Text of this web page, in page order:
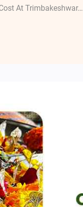
At Trimbakeshwar…